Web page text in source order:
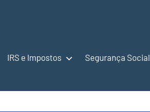
IRS e Impostos Segurança Social